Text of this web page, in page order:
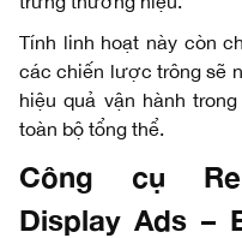
Tính linh hoạt này còn
các chiến lược trông sẽ
hiệu quả vận hành
toàn bộ tổng thể.
Công cụ
Display Ads –